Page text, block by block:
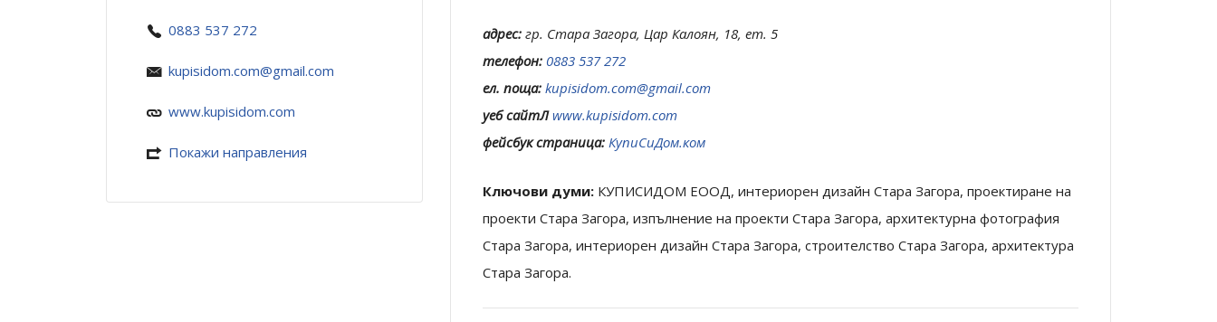
0883 537 272
kupisidom.com@gmail.com
www.kupisidom.com
Покажи направления
адрес: гр. Стара Загора, Цар Калоян, 18, ет. 5
телефон: 0883 537 272
ел. поща: kupisidom.com@gmail.com
уеб сайтЛ www.kupisidom.com
фейсбук страница: КупиСиДом.ком
Ключови думи: КУПИСИДОМ ЕООД, интериорен дизайн Стара Загора, проектиране на
проекти Стара Загора, изпълнение на проекти Стара Загора, архитектурна фотография
Стара Загора, интериорен дизайн Стара Загора, строителство Стара Загора, архитектура
Стара Загора.